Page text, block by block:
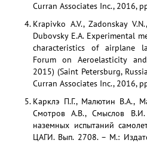
Curran Associates Inc., 2016,
Krapivko A.V., Zadonskay
Dubovsky E.A. Experimental
characteristics of airplane
Forum on Aeroelasticity
2015) (Saint Petersburg,
Curran Associates Inc., 2016,
Карклэ П.Г., Малютин B.A.,
Смотров A.B., Смыслов
наземных испытаний
ЦАГИ. Вып. 2708. – М.: